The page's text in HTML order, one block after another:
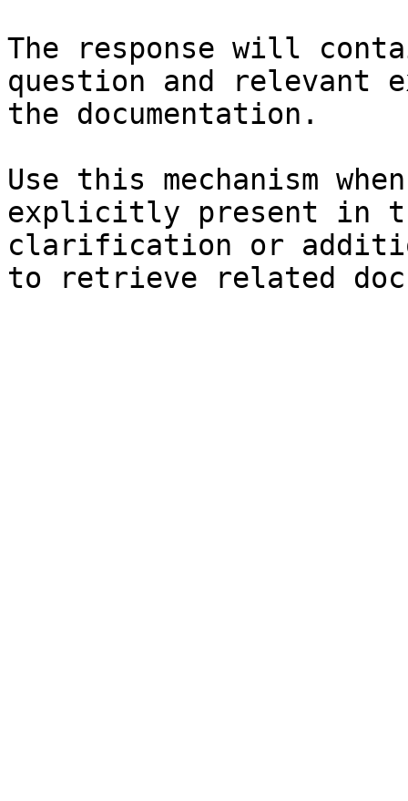
The response will
question and relevant
the documentation.
Use this mechanism
explicitly present in
clarification or